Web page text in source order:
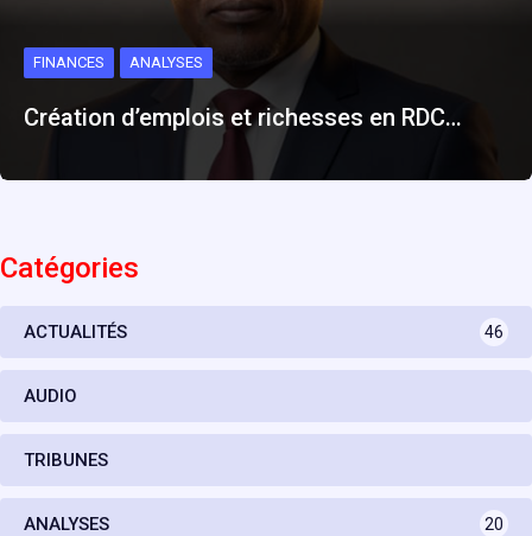
FINANCES ANALYSES
Création d’emplois et richesses en RDC…
Catégories
ACTUALITÉS 46
AUDIO
TRIBUNES
ANALYSES 20